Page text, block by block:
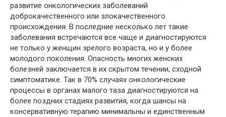
развитие онкологических заболеваний
доброкачественного или злокачественного
происхождения. В последние несколько лет такие
заболевания встречаются все чаще и диагностируются
не только у женщин зрелого возраста, но и у более
молодого поколения. Опасность многих женских
болезней заключается в их скрытом течении, сходной
симптоматике. Так в 70% случаях онкологические
процессы в органах малого таза диагностируются на
более поздних стадиях развития, когда шансы на
консервативную терапию минимальны и единственным